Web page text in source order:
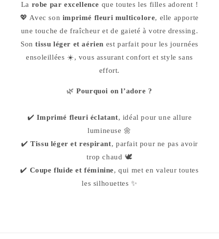
La robe par excellence que toutes les filles adorent !
💖 Avec son imprimé fleuri multicolore, elle apporte
une touche de fraîcheur et de gaieté à votre dressing.
Sontissu léger et aérien est parfait pour les journées
ensoleillées ☀️, vous assurant confort et style sans
effort.
🌿Pourquoi on l’adore ?
✔️ Imprimé fleuri éclatant, idéal pour une allure
lumineuse 🌼
✔️Tissu léger et respirant, parfait pour ne pas avoir
trop chaud 🕊️
✔️ Coupe fluide et féminine, qui met en valeur toutes
les silhouettes ✨